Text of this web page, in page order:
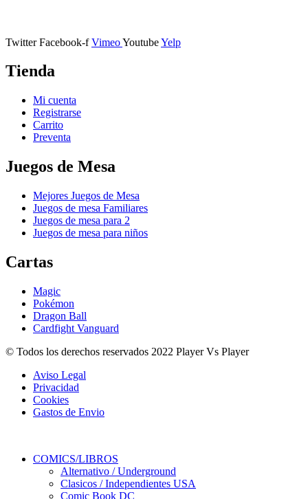
Twitter Facebook-f VimeoYoutubeYelp
Tienda
Mi cuenta
Registrarse
Carrito
Preventa
Juegos de Mesa
Mejores Juegos de Mesa
Juegos de mesa Familiares
Juegos de mesa para 2
Juegos de mesa para niños
Cartas
Magic
Pokémon
Dragon Ball
Cardfight Vanguard
© Todos los derechos reservados 2022 Player Vs Player
Aviso Legal
Privacidad
Cookies
Gastos de Envio
COMICS/LIBROS
Alternativo / Underground
Clasicos / Independientes USA
Comic Book DC